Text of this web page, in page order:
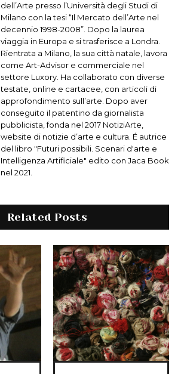
dell’Arte presso l’Università degli Studi di
Milano con la tesi “Il Mercato dell’Arte nel
decennio 1998-2008”. Dopo la laurea
viaggia in Europa e si trasferisce a Londra.
Rientrata a Milano, la sua città natale, lavora
come Art-Advisor e commerciale nel
settore Luxory. Ha collaborato con diverse
testate, online e cartacee, con articoli di
approfondimento sull’arte. Dopo aver
conseguito il patentino da giornalista
pubblicista, fonda nel 2017 NotiziArte,
website di notizie d’arte e cultura. É autrice
del libro "Futuri possibili. Scenari d'arte e
Intelligenza Artificiale" edito con Jaca Book
nel 2021.
Related Posts